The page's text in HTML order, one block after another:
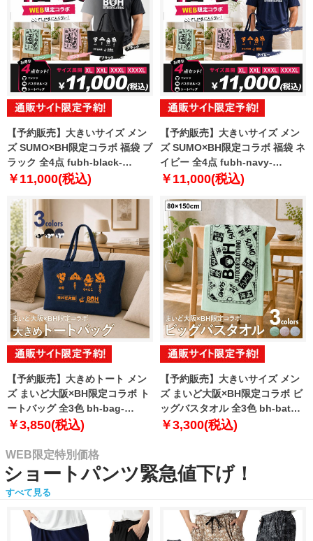
【予約販売】大きいサイズ メン
ズ SUMO×BH限定コラボ 福袋 ブ
ラック 全4点 fubh-black-
sumo999-b【10月下旬発送予
￥11,000(税込)
【予約販売】大きいサイズ メン
ズ SUMO×BH限定コラボ 福袋 ネ
イビー 全4点 fubh-navy-
sumo999-b【10月下旬発送予
￥11,000(税込)
【予約販売】大きめトート メン
ズ まいど大阪×BH限定コラボ ト
ートバッグ 全3色 bh-bag-
sumo999【10月下旬発送予定】
￥3,850(税込)
【予約販売】大きいサイズ メン
ズ まいど大阪×BH限定コラボ ビ
ッグバスタオル 全3色 bh-bath-
sumo999【10月下旬発送予定】
￥3,300(税込)
WEB限定特別価格
ショートパンツ緊急値下げ！
すべて見る